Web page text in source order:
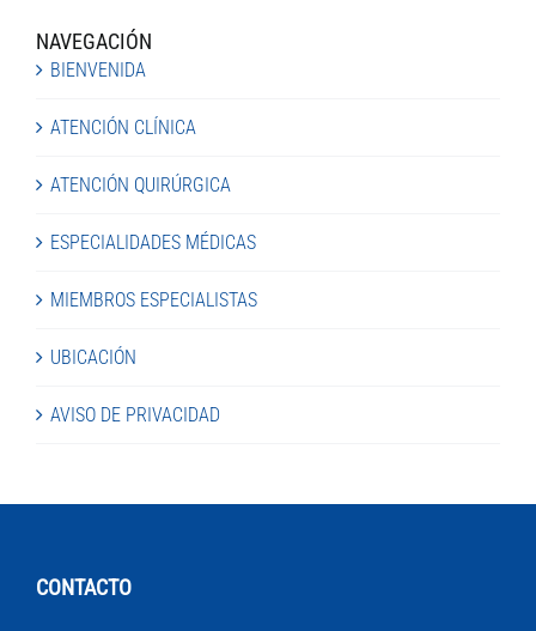
NAVEGACIÓN
BIENVENIDA
ATENCIÓN CLÍNICA
ATENCIÓN QUIRÚRGICA
ESPECIALIDADES MÉDICAS
MIEMBROS ESPECIALISTAS
UBICACIÓN
AVISO DE PRIVACIDAD
CONTACTO